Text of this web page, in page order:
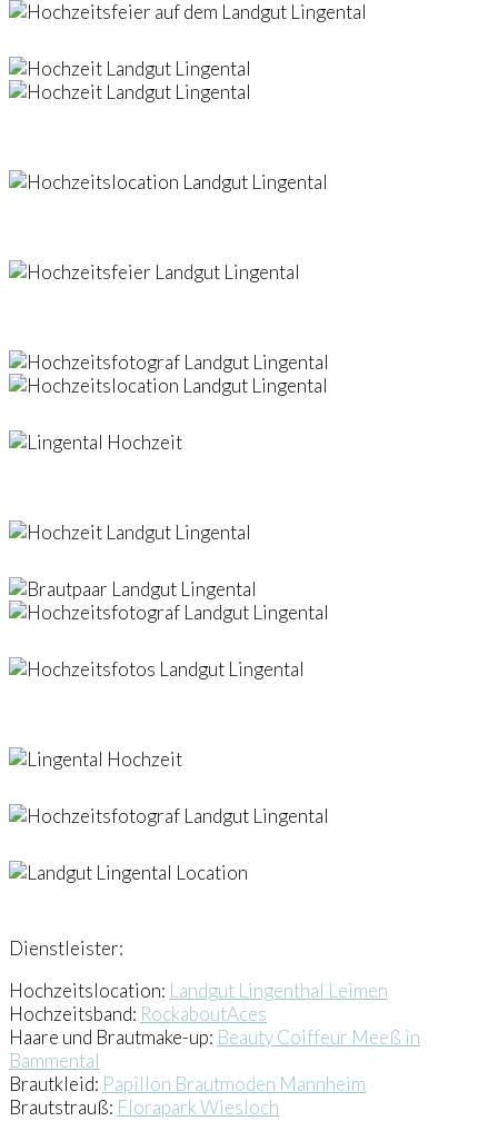
Dienstleister:
Hochzeitslocation: Landgut Lingenthal Leimen
Hochzeitsband: RockaboutAces
Haare und Brautmake-up: Beauty Coiffeur Meeß in
Bammental
Brautkleid: Papillon Brautmoden Mannheim
Brautstrauß: Florapark Wiesloch